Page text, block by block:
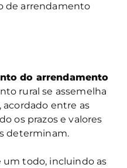
de arrendamento
do arrendamento
rural se assemelha
entre as
os prazos e valores
determinam.
um todo, incluindo as